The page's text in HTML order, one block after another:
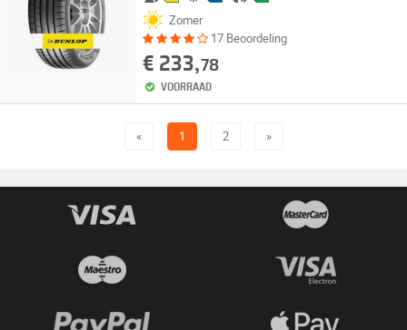
Zomer
17 Beoordeling
€ 233,78
VOORRAAD
« 1 2 »